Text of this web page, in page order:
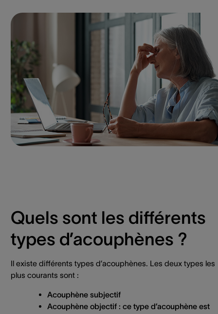
Quels sont les différents
types d’acouphènes ?
Il existe différents types d’acouphènes. Les deux types les
plus courants sont :
Acouphène subjectif
Acouphène objectif : ce type d’acouphène est